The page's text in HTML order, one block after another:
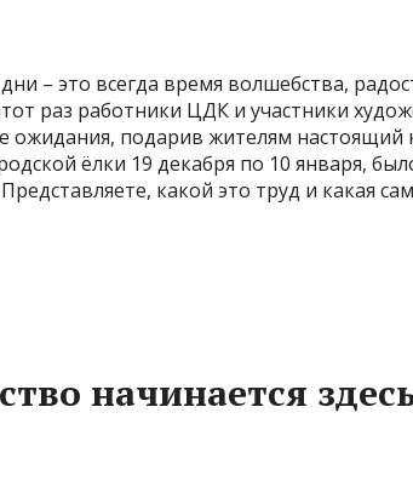
– это всегда время волшебства,
раз работники ЦДК и участники
ожидания, подарив жителям настоящий
ёлки 19 декабря по 10 января,
какой это труд и какая
начинается